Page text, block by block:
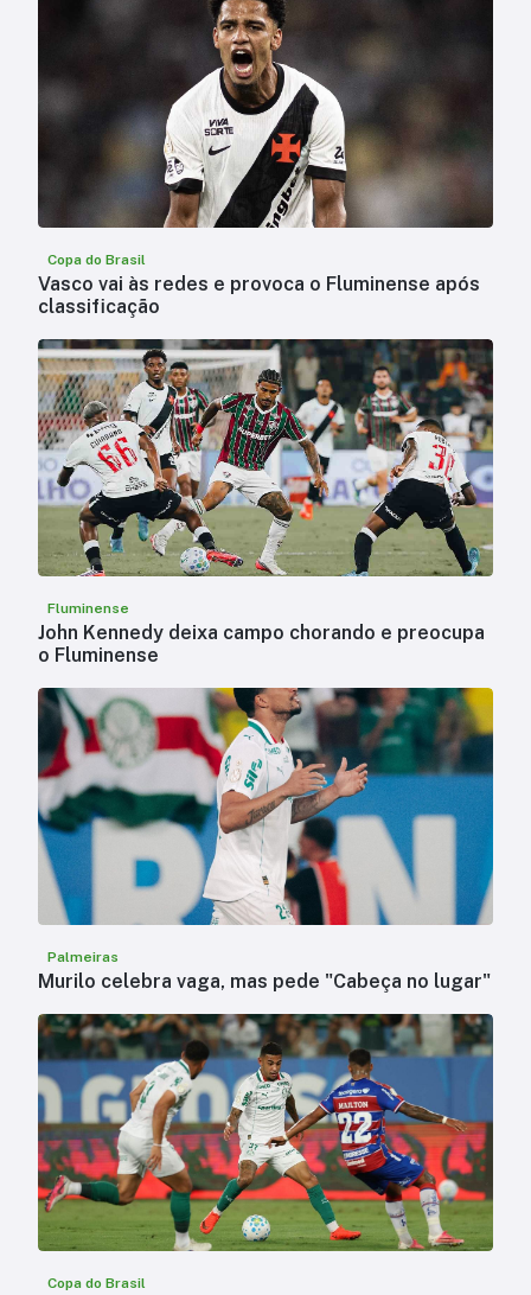
Copa do Brasil
Vasco vai às redes e provoca o Fluminense após
classificação
Fluminense
John Kennedy deixa campo chorando e preocupa
o Fluminense
Palmeiras
Murilo celebra vaga, mas pede "Cabeça no lugar"
Copa do Brasil